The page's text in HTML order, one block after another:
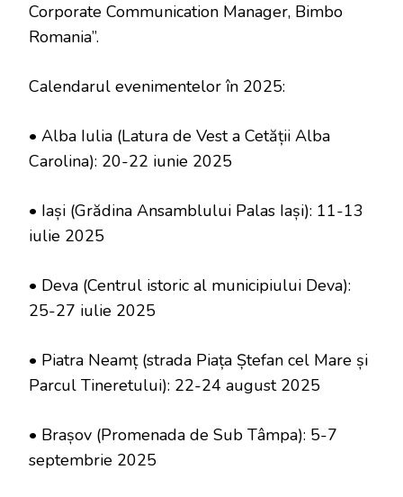
Corporate Communication Manager, Bimbo
Romania”.
Calendarul evenimentelor în 2025:
• Alba Iulia (Latura de Vest a Cetății Alba
Carolina): 20-22 iunie 2025
• Iași (Grădina Ansamblului Palas Iași): 11-13
iulie 2025
• Deva (Centrul istoric al municipiului Deva):
25-27 iulie 2025
• Piatra Neamț (strada Piața Ștefan cel Mare și
Parcul Tineretului): 22-24 august 2025
• Brașov (Promenada de Sub Tâmpa): 5-7
septembrie 2025